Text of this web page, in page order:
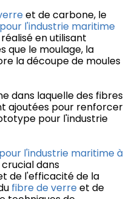
et de carbone, le
l'industrie maritime
en utilisant
que le moulage, la
la découpe de moules
dans laquelle des fibres
ajoutées pour renforcer
pour l'industrie
l'industrie maritime à
dans
de l'efficacité de la
fibre de verreet de